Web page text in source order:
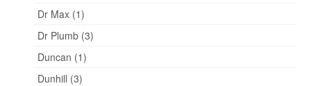
Dr Max (1)
Dr Plumb (3)
Duncan (1)
Dunhill (3)